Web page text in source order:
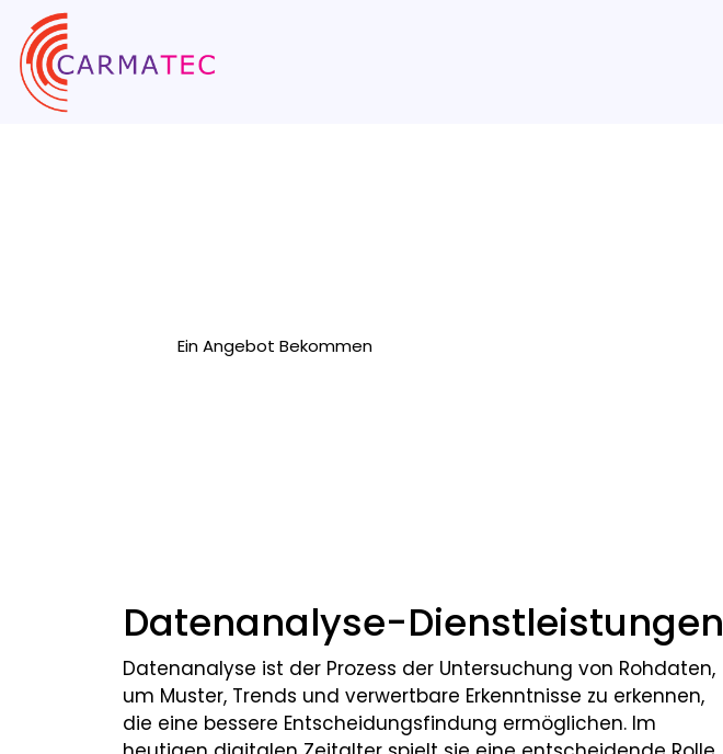
Ein Angebot Bekommen
Datenanalyse-Dienstleistungen
Datenanalyse ist der Prozess der Untersuchung von Rohdaten,
um Muster, Trends und verwertbare Erkenntnisse zu erkennen,
die eine bessere Entscheidungsfindung ermöglichen. Im